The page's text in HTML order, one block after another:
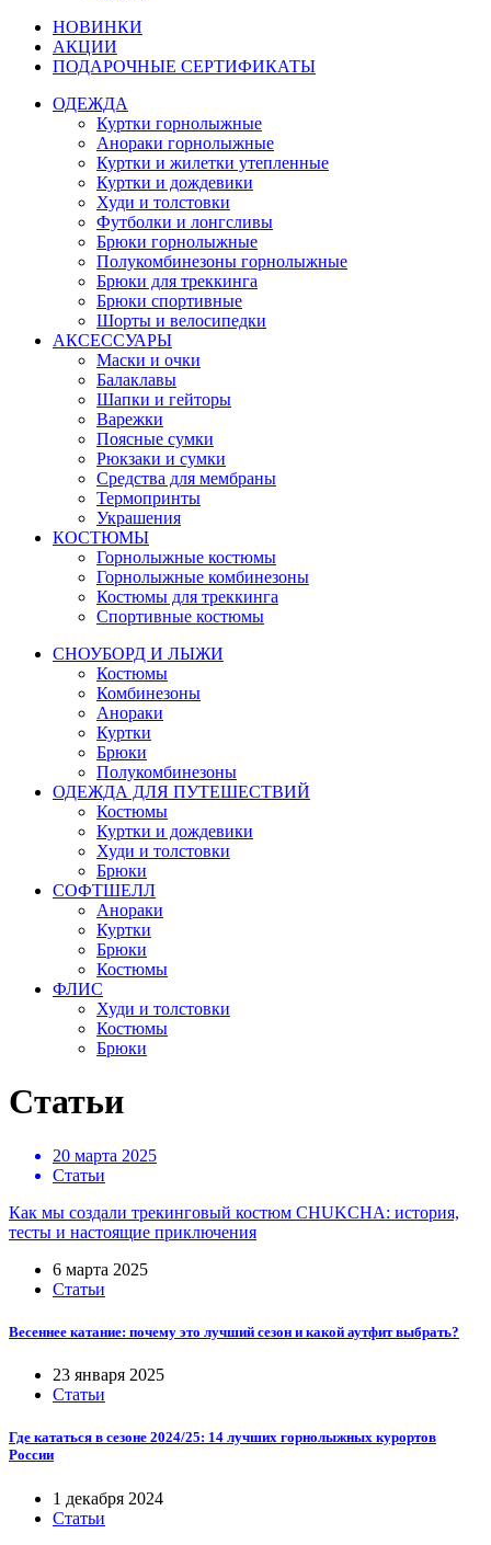
НОВИНКИ
АКЦИИ
ПОДАРОЧНЫЕ СЕРТИФИКАТЫ
ОДЕЖДА
Куртки горнолыжные
Анораки горнолыжные
Куртки и жилетки утепленные
Куртки и дождевики
Худи и толстовки
Футболки и лонгсливы
Брюки горнолыжные
Полукомбинезоны горнолыжные
Брюки для треккинга
Брюки спортивные
Шорты и велосипедки
АКСЕССУАРЫ
Маски и очки
Балаклавы
Шапки и гейторы
Варежки
Поясные сумки
Рюкзаки и сумки
Средства для мембраны
Термопринты
Украшения
КОСТЮМЫ
Горнолыжные костюмы
Горнолыжные комбинезоны
Костюмы для треккинга
Спортивные костюмы
СНОУБОРД И ЛЫЖИ
Костюмы
Комбинезоны
Анораки
Куртки
Брюки
Полукомбинезоны
ОДЕЖДА ДЛЯ ПУТЕШЕСТВИЙ
Костюмы
Куртки и дождевики
Худи и толстовки
Брюки
СОФТШЕЛЛ
Анораки
Куртки
Брюки
Костюмы
ФЛИС
Худи и толстовки
Костюмы
Брюки
Статьи
20 марта 2025
Статьи
Как мы создали трекинговый костюм CHUKCHA: история,
тесты и настоящие приключения
6 марта 2025
Статьи
Весеннее катание: почему это лучший сезон и какой аутфит выбрать?
23 января 2025
Статьи
Где кататься в сезоне 2024/25: 14 лучших горнолыжных курортов
России
1 декабря 2024
Статьи